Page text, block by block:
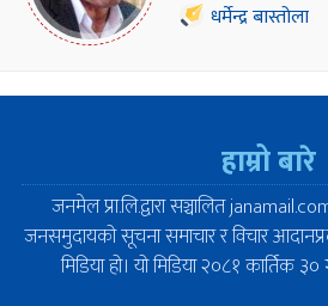
धर्मेन्द्र बास्तोला
हाम्रो बारे
जनमेल प्रा.लि.द्वारा सञ्चालित
जनसमुदायको सूचना समाचार र विचार
मिडिया हो। यो मिडिया २०८१ कार्तिक